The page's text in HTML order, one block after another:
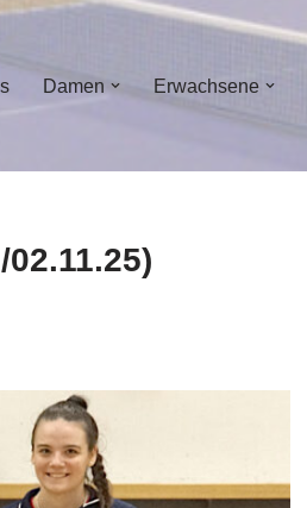
Damen Erwachsene